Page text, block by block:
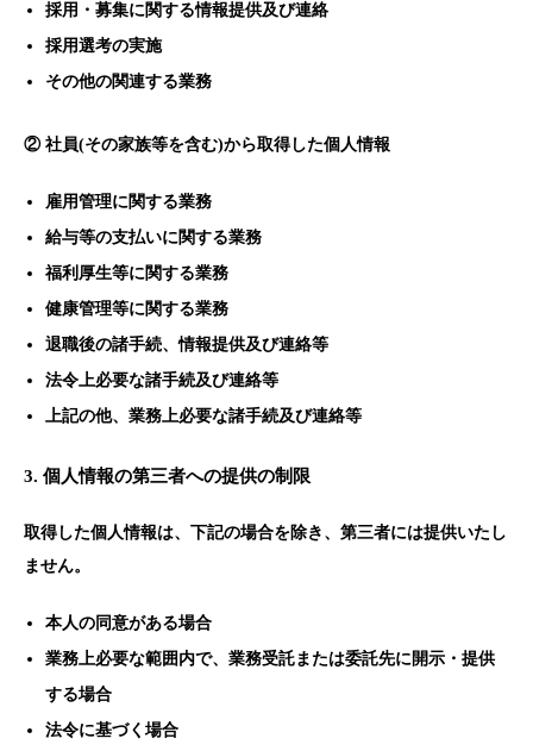
採用・募集に関する情報提供及び連絡
採用選考の実施
その他の関連する業務
② 社員(その家族等を含む)から取得した個人情報
雇用管理に関する業務
給与等の支払いに関する業務
福利厚生等に関する業務
健康管理等に関する業務
退職後の諸手続、情報提供及び連絡等
法令上必要な諸手続及び連絡等
上記の他、業務上必要な諸手続及び連絡等
3. 個人情報の第三者への提供の制限
取得した個人情報は、下記の場合を除き、第三者には提供いたし
ません。
本人の同意がある場合
業務上必要な範囲内で、業務受託または委託先に開示・提供
する場合
法令に基づく場合